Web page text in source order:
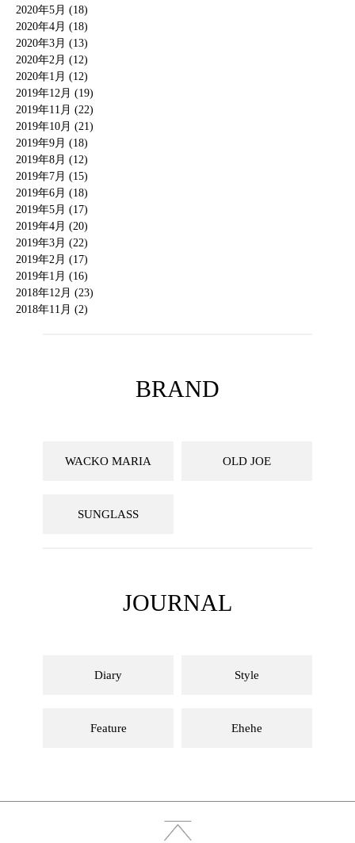
2020年5月 (18)
2020年4月 (18)
2020年3月 (13)
2020年2月 (12)
2020年1月 (12)
2019年12月 (19)
2019年11月 (22)
2019年10月 (21)
2019年9月 (18)
2019年8月 (12)
2019年7月 (15)
2019年6月 (18)
2019年5月 (17)
2019年4月 (20)
2019年3月 (22)
2019年2月 (17)
2019年1月 (16)
2018年12月 (23)
2018年11月 (2)
BRAND
WACKO MARIA OLD JOE
SUNGLASS
JOURNAL
Diary Style
Feature Ehehe